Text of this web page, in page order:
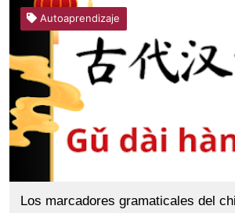
Autoaprendizaje
Los marcadores gramaticales del